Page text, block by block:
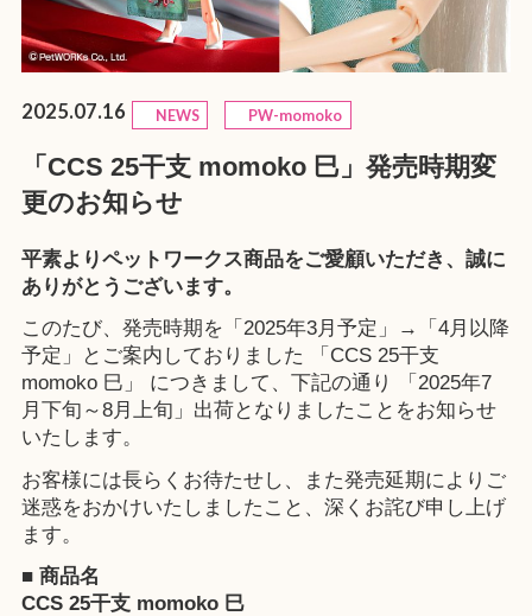
2025.07.16 NEWS PW-momoko
「CCS 25干支 momoko 巳」発売時期変
更のお知らせ
平素よりペットワークス商品をご愛顧いただき、誠に
ありがとうございます。
このたび、発売時期を「2025年3月予定」→「4月以降
予定」とご案内しておりました 「CCS 25干支
momoko 巳」 につきまして、下記の通り 「2025年7
月下旬～8月上旬」出荷となりましたことをお知らせ
いたします。
お客様には長らくお待たせし、また発売延期によりご
迷惑をおかけいたしましたこと、深くお詫び申し上げ
ます。
■ 商品名
CCS 25干支 momoko 巳